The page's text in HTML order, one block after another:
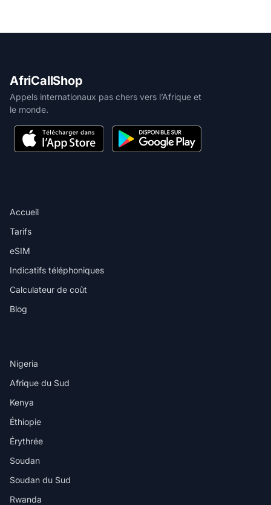
AfriCallShop
Appels internationaux pas chers vers l’Afrique et
le monde.
Accueil
Tarifs
eSIM
Indicatifs téléphoniques
Calculateur de coût
Blog
Nigeria
Afrique du Sud
Kenya
Éthiopie
Érythrée
Soudan
Soudan du Sud
Rwanda